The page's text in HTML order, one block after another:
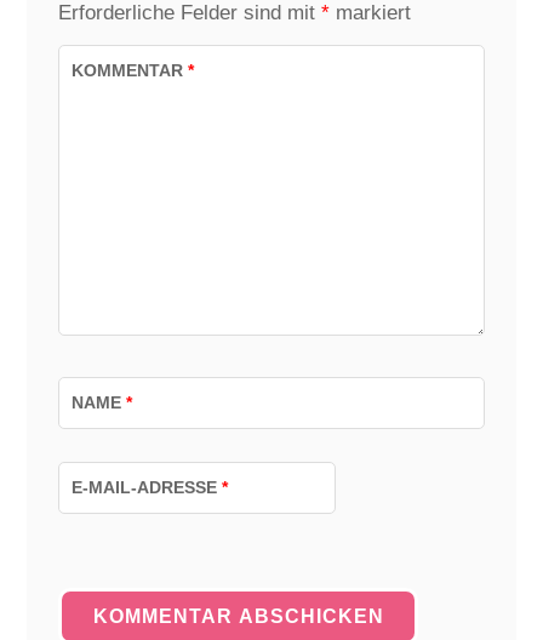
Erforderliche Felder sind mit *markiert
KOMMENTAR*
NAME*
E-MAIL-ADRESSE*